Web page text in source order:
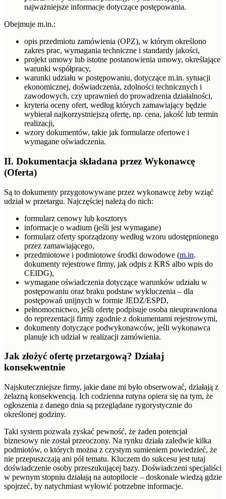
najważniejsze informacje dotyczące postępowania.
Obejmuje m.in.:
opis przedmiotu zamówienia (OPZ), w którym określono
zakres prac, wymagania techniczne i standardy jakości,
projekt umowy lub istotne postanowienia umowy, określające
warunki współpracy,
warunki udziału w postępowaniu, dotyczące m.in. sytuacji
ekonomicznej, doświadczenia, zdolności technicznych i
zawodowych, czy uprawnień do prowadzenia działalności,
kryteria oceny ofert, według których zamawiający będzie
wybierał najkorzystniejszą ofertę, np. cena, jakość lub termin
realizacji,
wzory dokumentów, takie jak formularze ofertowe i
wymagane oświadczenia.
II. Dokumentacja składana przez Wykonawcę
(Oferta)
Są to dokumenty przygotowywane przez wykonawcę żeby wziąć
udział w przetargu. Najczęściej należą do nich:
formularz cenowy lub kosztorys
informacje o wadium (jeśli jest wymagane)
formularz oferty sporządzony według wzoru udostępnionego
przez zamawiającego,
przedmiotowe i podmiotowe środki dowodowe (m.in.
dokumenty rejestrowe firmy, jak odpis z KRS albo wpis do
CEIDG),
wymagane oświadczenia dotyczące warunków udziału w
postępowaniu oraz braku podstaw wykluczenia – dla
postępowań unijnych w formie JEDZ/ESPD,
pełnomocnictwo, jeśli ofertę podpisuje osoba nieuprawniona
do reprezentacji firmy zgodnie z dokumentami rejestrowymi,
dokumenty dotyczące podwykonawców, jeśli wykonawca
planuje ich udział w realizacji zamówienia.
Jak złożyć ofertę przetargową? Działaj
konsekwentnie
Najskuteczniejsze firmy, jakie dane mi było obserwować, działają z
żelazną konsekwencją. Ich codzienna rutyna opiera się na tym, że
ogłoszenia z danego dnia są przeglądane rygorystycznie do
określonej godziny.
Taki system pozwala zyskać pewność, że żaden potencjał
biznesowy nie został przeoczony. Na rynku działa zaledwie kilka
podmiotów, o których można z czystym sumieniem powiedzieć, że
nie przepuszczają ani pół tematu. Kluczem do sukcesu jest tutaj
doświadczenie osoby przeszukującej bazy. Doświadczeni specjaliści
w pewnym stopniu działają na autopilocie – doskonale wiedzą gdzie
spojrzeć, by natychmiast wyłowić potrzebne informacje.